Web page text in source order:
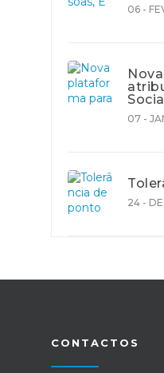
06 -
07 -
24 -
CONTACTOS